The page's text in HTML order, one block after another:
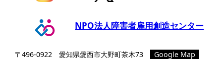
NPO法人障害者雇用創造センター
〒496-0922 愛知県愛⻄市⼤野町茶⽊73
Google Map